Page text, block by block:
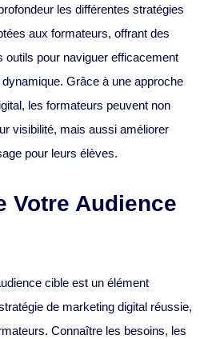
les différentes stratégies
aux formateurs, offrant des
outils pour naviguer efficacement
Grâce à une approche
les formateurs peuvent non
visibilité, mais aussi améliorer
pour leurs élèves.
Votre Audience
cible est un élément
de marketing digital réussie,
Connaître les besoins, les